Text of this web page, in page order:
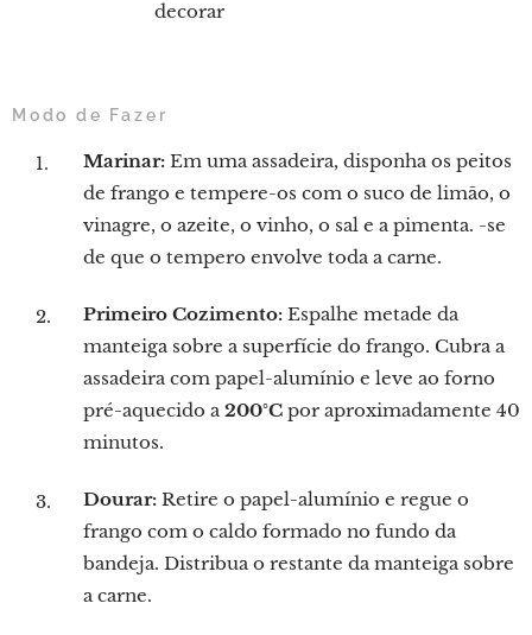
decorar
Modo de Fazer
Marinar: Em uma assadeira, disponha os peitos
de frango e tempere-os com o suco de limão, o
vinagre, o azeite, o vinho, o sal e a pimenta. -se
de que o tempero envolve toda a carne.
Primeiro Cozimento: Espalhe metade da
manteiga sobre a superfície do frango. Cubra a
assadeira com papel-alumínio e leve ao forno
pré-aquecido a200°C por aproximadamente 40
minutos.
Dourar: Retire o papel-alumínio e regue o
frango com o caldo formado no fundo da
bandeja. Distribua o restante da manteiga sobre
a carne.